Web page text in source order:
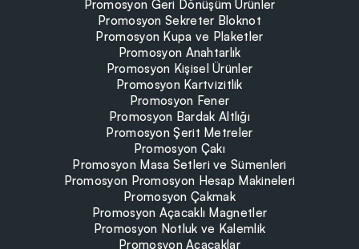
Promosyon Geri Dönüşüm Ürünler
Promosyon Sekreter Bloknot
Promosyon Kupa ve Plaketler
Promosyon Anahtarlık
Promosyon Kişisel Ürünler
Promosyon Kartvizitlik
Promosyon Fener
Promosyon Bardak Altlığı
Promosyon Şerit Metreler
Promosyon Çakı
Promosyon Masa Setleri ve Sümenleri
Promosyon Promosyon Hesap Makineleri
Promosyon Çakmak
Promosyon Açacaklı Magnetler
Promosyon Notluk ve Kalemlik
Promosyon Açacaklar